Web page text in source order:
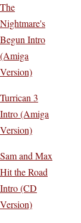
The
Nightmare's
Begun Intro
(Amiga
Version)
Turrican 3
Intro (Amiga
Version)
Sam and Max
Hit the Road
Intro (CD
Version)